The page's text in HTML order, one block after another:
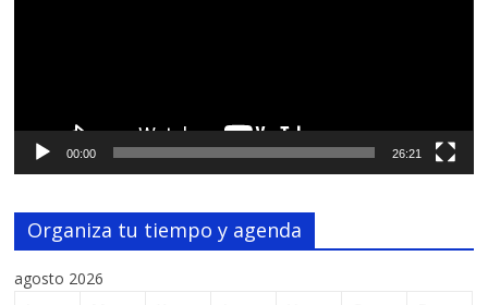
00:00 26:21
Organiza tu tiempo y agenda
agosto 2026